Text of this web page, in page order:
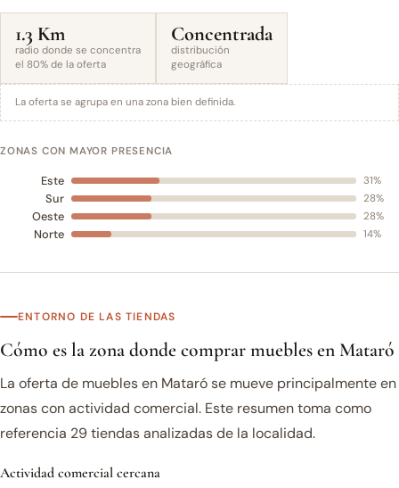
1.3 Km
radio donde se concentra
el 80% de la oferta
Concentrada
distribución
geográfica
La oferta se agrupa en una zona bien definida.
ZONAS CON MAYOR PRESENCIA
Este 31%
Sur 28%
Oeste 28%
Norte 14%
ENTORNO DE LAS TIENDAS
Cómo es la zona donde comprar muebles en Mataró
La oferta de muebles en Mataró se mueve principalmente en
zonas con actividad comercial. Este resumen toma como
referencia 29 tiendas analizadas de la localidad.
Actividad comercial cercana